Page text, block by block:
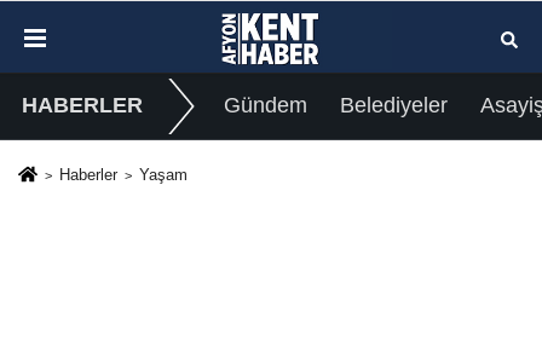
HABERLER Gündem Belediyeler
Haberler Yaşam